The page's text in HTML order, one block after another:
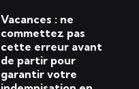
Vacances : ne
commettez pas
cette erreur avant
de partir pour
garantir votre